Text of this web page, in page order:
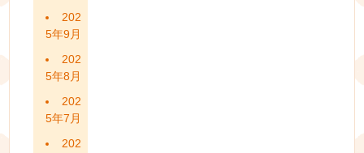
202
5年9月
202
5年8月
202
5年7月
202